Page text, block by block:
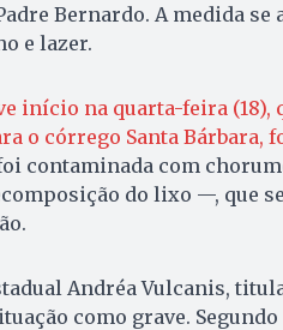
Bernardo. A medida se
e lazer.
início na quarta-feira (18),
o córrego Santa Bárbara,
contaminada com
do lixo —, que
Andréa Vulcanis,
como grave.